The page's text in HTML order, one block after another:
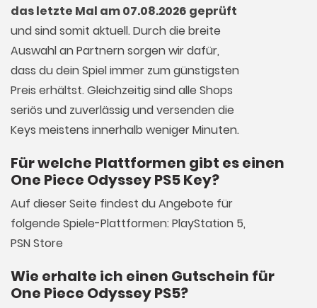
das letzte Mal am 07.08.2026 geprüft
und sind somit aktuell. Durch die breite
Auswahl an Partnern sorgen wir dafür,
dass du dein Spiel immer zum günstigsten
Preis erhältst. Gleichzeitig sind alle Shops
seriös und zuverlässig und versenden die
Keys meistens innerhalb weniger Minuten.
Für welche Plattformen gibt es einen
One Piece Odyssey PS5 Key?
Auf dieser Seite findest du Angebote für
folgende Spiele-Plattformen: PlayStation 5,
PSN Store
Wie erhalte ich einen Gutschein für
One Piece Odyssey PS5?